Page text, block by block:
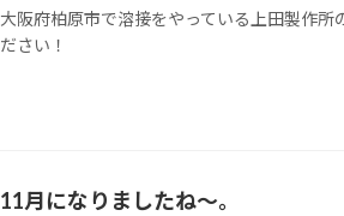
大阪府柏原市で溶接をやっている上田製作所
ださい！
11月になりましたね～。